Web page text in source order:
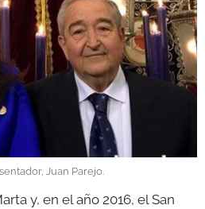
Juan Parejo.
y, en el año 2016, el San